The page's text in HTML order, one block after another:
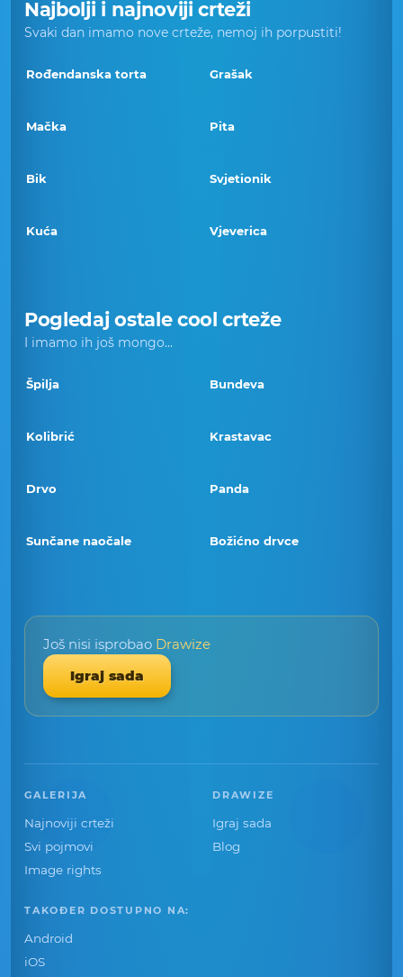
Najbolji i najnoviji crteži
Svaki dan imamo nove crteže, nemoj ih porpustiti!
Rođendanska torta Grašak
Mačka Pita
Bik Svjetionik
Kuća Vjeverica
Pogledaj ostale cool crteže
I imamo ih još mongo...
Špilja Bundeva
Kolibrić Krastavac
Drvo Panda
Sunčane naočale Božićno drvce
Još nisi isprobao Drawize
Igraj sada
GALERIJA
Najnoviji crteži
Svi pojmovi
Image rights
DRAWIZE
Igraj sada
Blog
TAKOĐER DOSTUPNO NA:
Android
iOS